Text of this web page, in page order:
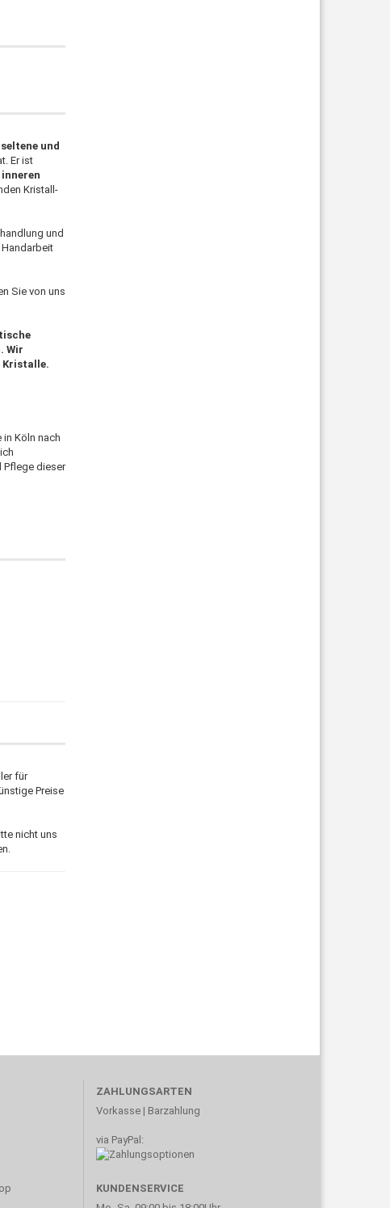
und
Er ist
Kristall-
und
Sie von uns
Wir
Kristalle.
Köln nach
Pflege dieser
für
Preise
nicht uns
ZAHLUNGSARTEN
Vorkasse | Barzahlung
via PayPal:
KUNDENSERVICE